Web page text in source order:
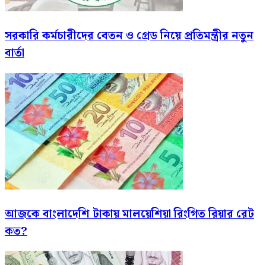
সরকারি কর্মচারীদের বেতন ও গ্রেড নিয়ে প্রতিমন্ত্রীর নতুন
বার্তা
আজকে বাংলাদেশি টাকায় মালয়েশিয়া রিংগিত রিয়ার রেট
কত?